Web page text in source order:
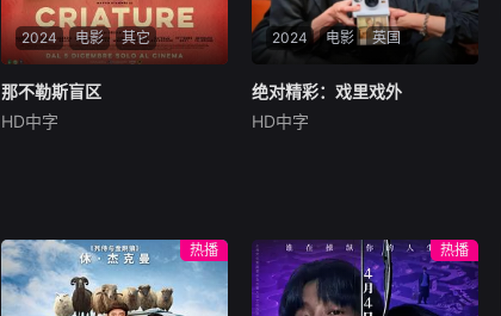
2024 电影 其它
那不勒斯盲区
马尔科·达莫雷
并彻底改变了命运。但在这里
他们也将迎来一个盲区，那是
能将自由选择权死死握在手中
那不勒斯盲区
HD中字
2024 电影 英国
绝对精彩：戏里戏外
璨记忆，独家揭秘当年的幕后
制作内幕。正是这部惊世骇俗
的先锋神剧，彻底颠覆并开创
绝对精彩：戏里戏外
HD中字
热播 热播